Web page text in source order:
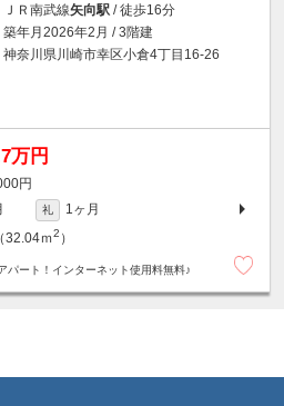
ＪＲ南武線矢向駅 / 徒歩16分
築年月2026年2月 / 3階建
神奈川県川崎市幸区小倉4丁目16-26
万円
円
礼
1ヶ月
32.04ｍ2 ）
ート！インターネット使用料無料♪